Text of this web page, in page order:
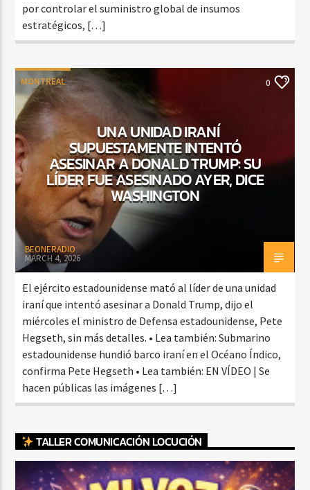
por controlar el suministro global de insumos
estratégicos, […]
MONTREAL 0
UNA UNIDAD IRANÍ
SUPUESTAMENTE INTENTÓ
ASESINAR A DONALD TRUMP: SU
LÍDER FUE ASESINADO AYER, DICE
WASHINGTON
BEONERADIO
MARCH 4, 2026
El ejército estadounidense mató al líder de una unidad
iraní que intentó asesinar a Donald Trump, dijo el
miércoles el ministro de Defensa estadounidense, Pete
Hegseth, sin más detalles. • Lea también: Submarino
estadounidense hundió barco iraní en el Océano Índico,
confirma Pete Hegseth • Lea también: EN VÍDEO | Se
hacen públicas las imágenes […]
TALLER COMUNICACIÓN LOCUCIÓN